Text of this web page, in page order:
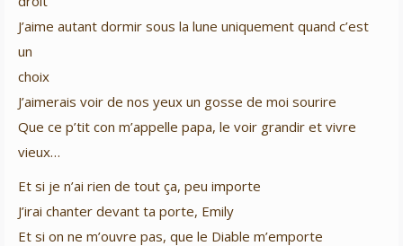
J’aime autant dormir sous la lune uniquement quand c’est
un
choix
J’aimerais voir de nos yeux un gosse de moi sourire
Que ce p’tit con m’appelle papa, le voir grandir et vivre
vieux…
Et si je n’ai rien de tout ça, peu importe
J’irai chanter devant ta porte, Emily
Et si on ne m’ouvre pas, que le Diable m’emporte